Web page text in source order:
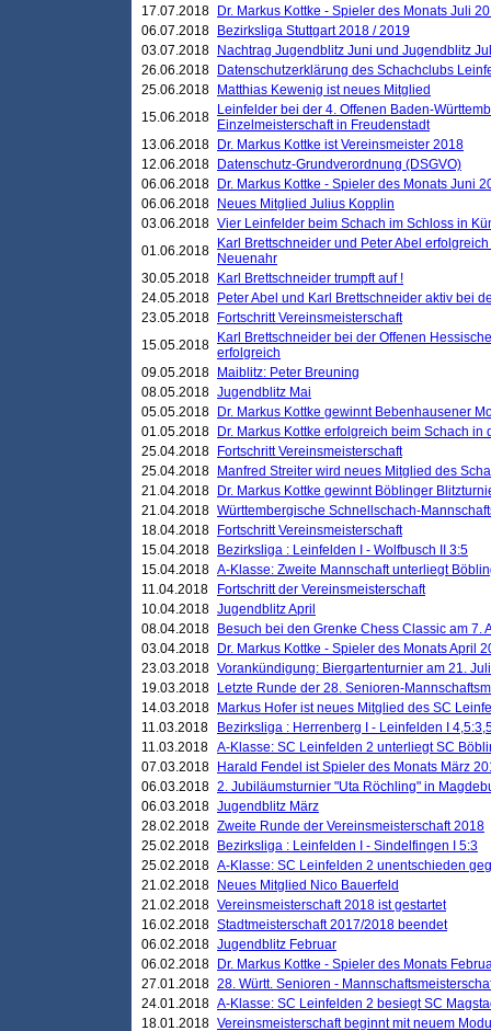
17.07.2018
Dr. Markus Kottke - Spieler des Monats Juli
06.07.2018
Bezirksliga Stuttgart 2018 / 2019
03.07.2018
Nachtrag Jugendblitz Juni und Jugendblitz
26.06.2018
Datenschutzerklärung des Schachclubs
25.06.2018
Matthias Kewenig ist neues Mitglied
15.06.2018
Leinfelder bei der 4. Offenen Baden-
Einzelmeisterschaft in Freudenstadt
13.06.2018
Dr. Markus Kottke ist Vereinsmeister 2018
12.06.2018
Datenschutz-Grundverordnung (DSGVO)
06.06.2018
Dr. Markus Kottke - Spieler des Monats Juni
06.06.2018
Neues Mitglied Julius Kopplin
03.06.2018 Vier Leinfelder beim Schach im Schloss in
01.06.2018
Karl Brettschneider und Peter Abel
Neuenahr
30.05.2018
Karl Brettschneider trumpft auf !
24.05.2018
Peter Abel und Karl Brettschneider aktiv bei
23.05.2018
Fortschritt Vereinsmeisterschaft
15.05.2018
Karl Brettschneider bei der Offenen
erfolgreich
09.05.2018
Maiblitz: Peter Breuning
08.05.2018 Jugendblitz Mai
05.05.2018
Dr. Markus Kottke gewinnt Bebenhausener
01.05.2018
Dr. Markus Kottke erfolgreich beim Schach
25.04.2018
Fortschritt Vereinsmeisterschaft
25.04.2018
Manfred Streiter wird neues Mitglied des
21.04.2018
Dr. Markus Kottke gewinnt Böblinger
21.04.2018 Württembergische Schnellschach-
18.04.2018
Fortschritt Vereinsmeisterschaft
15.04.2018
Bezirksliga : Leinfelden I - Wolfbusch II 3:5
15.04.2018 A-Klasse: Zweite Mannschaft unterliegt
11.04.2018
Fortschritt der Vereinsmeisterschaft
10.04.2018 Jugendblitz April
08.04.2018
Besuch bei den Grenke Chess Classic am 7.
03.04.2018
Dr. Markus Kottke - Spieler des Monats April
23.03.2018 Vorankündigung: Biergartenturnier am 21.
19.03.2018
Letzte Runde der 28. Senioren-
14.03.2018
Markus Hofer ist neues Mitglied des SC
11.03.2018
Bezirksliga : Herrenberg I - Leinfelden I
11.03.2018 A-Klasse: SC Leinfelden 2 unterliegt SC
07.03.2018
Harald Fendel ist Spieler des Monats März
06.03.2018 2. Jubiläumsturnier "Uta Röchling" in
06.03.2018 Jugendblitz März
28.02.2018 Zweite Runde der Vereinsmeisterschaft 2018
25.02.2018
Bezirksliga : Leinfelden I - Sindelfingen I 5:3
25.02.2018 A-Klasse: SC Leinfelden 2 unentschieden
21.02.2018
Neues Mitglied Nico Bauerfeld
21.02.2018 Vereinsmeisterschaft 2018 ist gestartet
16.02.2018 Stadtmeisterschaft 2017/2018 beendet
06.02.2018 Jugendblitz Februar
06.02.2018
Dr. Markus Kottke - Spieler des Monats
27.01.2018 28. Württ. Senioren -
24.01.2018 A-Klasse: SC Leinfelden 2 besiegt SC
18.01.2018 Vereinsmeisterschaft beginnt mit neuem